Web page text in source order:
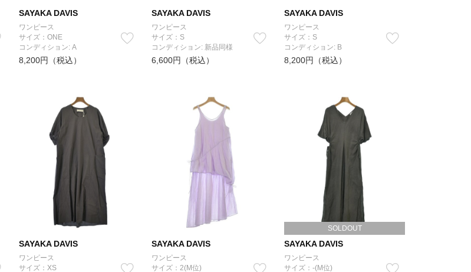
SAYAKA DAVIS
ワンピース
サイズ：ONE
コンディション: A
8,200円（税込）
SAYAKA DAVIS
ワンピース
サイズ：S
コンディション: 新品同様
6,600円（税込）
SAYAKA DAVIS
ワンピース
サイズ：S
コンディション: B
8,200円（税込）
SAYAKA DAVIS
ワンピース
サイズ：XS
SAYAKA DAVIS
ワンピース
サイズ：2(M位)
SOLDOUT
SAYAKA DAVIS
ワンピース
サイズ：-(M位)